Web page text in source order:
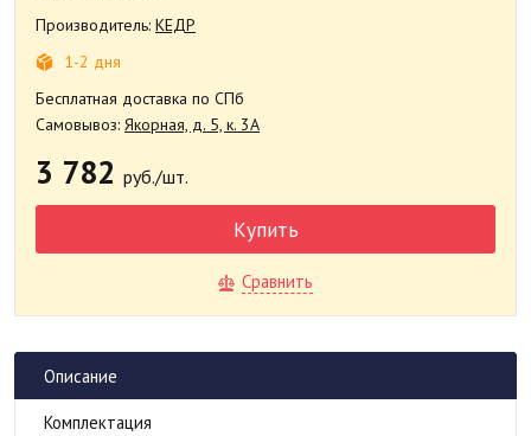
Производитель: КЕДР
1-2 дня
Бесплатная доставка по СПб
Самовывоз: Якорная, д. 5, к. 3А
3 782 руб./шт.
Купить
Сравнить
Описание
Комплектация